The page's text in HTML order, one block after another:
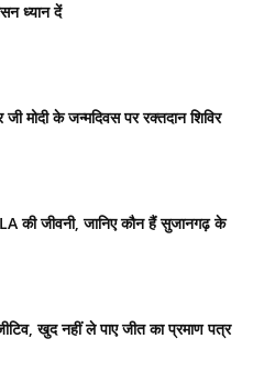
ध्यान दें
जी मोदी के जन्मदिवस पर रक्तदान शिविर
की जीवनी, जानिए कौन हैं सुजानगढ़ के
खुद नहीं ले पाए जीत का प्रमाण पत्र